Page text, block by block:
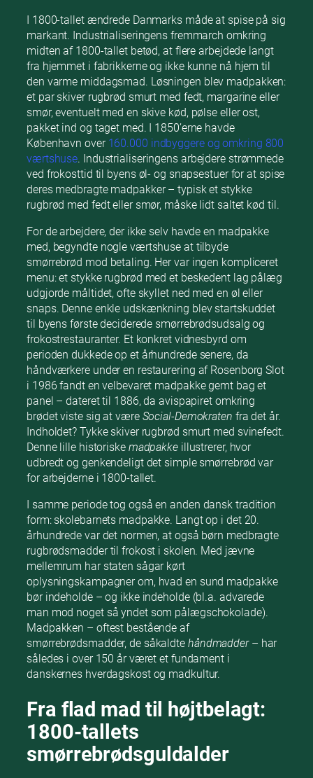
I 1800-tallet ændrede Danmarks måde at spise på sig
markant. Industrialiseringens fremmarch omkring
midten af 1800-tallet betød, at flere arbejdede langt
fra hjemmet i fabrikkerne og ikke kunne nå hjem til
den varme middagsmad. Løsningen blev madpakken:
et par skiver rugbrød smurt med fedt, margarine eller
smør, eventuelt med en skive kød, pølse eller ost,
pakket ind og taget med. I 1850’erne havde
København over 160.000 indbyggere og omkring 800
værtshuse. Industrialiseringens arbejdere strømmede
ved frokosttid til byens øl- og snapsestuer for at spise
deres medbragte madpakker – typisk et stykke
rugbrød med fedt eller smør, måske lidt saltet kød til.
For de arbejdere, der ikke selv havde en madpakke
med, begyndte nogle værtshuse at tilbyde
smørrebrød mod betaling. Her var ingen kompliceret
menu: et stykke rugbrød med et beskedent lag pålæg
udgjorde måltidet, ofte skyllet ned med en øl eller
snaps. Denne enkle udskænkning blev startskuddet
til byens første deciderede smørrebrødsudsalg og
frokostrestauranter. Et konkret vidnesbyrd om
perioden dukkede op et århundrede senere, da
håndværkere under en restaurering af Rosenborg Slot
i 1986 fandt en velbevaret madpakke gemt bag et
panel – dateret til 1886, da avispapiret omkring
brødet viste sig at være Social-Demokraten fra det år.
Indholdet? Tykke skiver rugbrød smurt med svinefedt.
Denne lille historiske madpakkeillustrerer, hvor
udbredt og genkendeligt det simple smørrebrød var
for arbejderne i 1800-tallet.
I samme periode tog også en anden dansk tradition
form: skolebarnets madpakke. Langt op i det 20.
århundrede var det normen, at også børn medbragte
rugbrødsmadder til frokost i skolen. Med jævne
mellemrum har staten sågar kørt
oplysningskampagner om, hvad en sund madpakke
bør indeholde – og ikke indeholde (bl.a. advarede
man mod noget så yndet som pålægschokolade).
Madpakken – oftest bestående af
smørrebrødsmadder, de såkaldte håndmadder– har
således i over 150 år været et fundament i
danskernes hverdagskost og madkultur.
Fra flad mad til højtbelagt:
1800-tallets
smørrebrødsguldalder